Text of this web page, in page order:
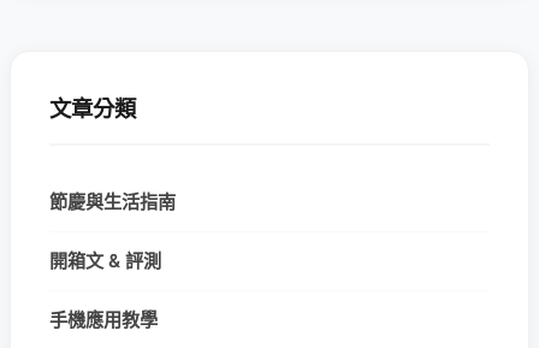
文章分類
節慶與生活指南
開箱文 & 評測
手機應用教學